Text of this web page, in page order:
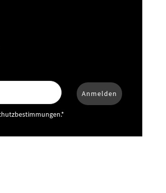
Anmelden